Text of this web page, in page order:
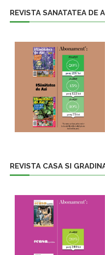
REVISTA SANATATEA DE
REVISTA CASA SI